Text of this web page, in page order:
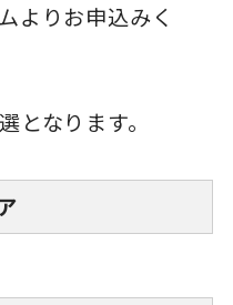
よりお申込みく
なります。